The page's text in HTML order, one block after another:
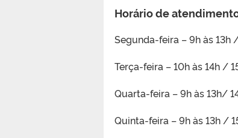
Horário de
Segunda-feira – 9h às 13h
Terça-feira – 10h às 14h /
Quarta-feira – 9h às 13h/
Quinta-feira – 9h às 13h /